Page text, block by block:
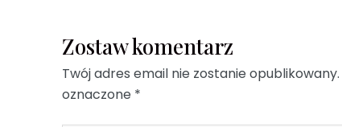
Zostaw komentarz
Twój adres email nie zostanie opublikowany.
oznaczone *